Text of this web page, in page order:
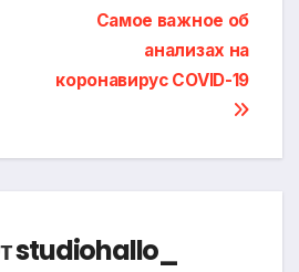
Самое важное об
анализах на
коронавирус COVID-19
studiohallo_